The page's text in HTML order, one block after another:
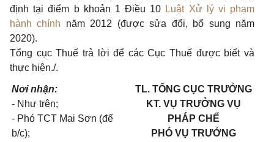
định tại điểm b khoản 1 Điều 10 Luật Xử lý vi phạm
hành chính năm 2012 (được sửa đổi, bổ sung năm
2020).
Tổng cục Thuế trả lời để các Cục Thuế được biết và
thực hiện./.
Nơi nhận:
- Như trên;
- Phó TCT Mai Sơn (để
b/c);
TL. TỔNG CỤC TRƯỞNG
KT. VỤ TRƯỞNG VỤ
PHÁP CHẾ
PHÓ VỤ TRƯỞNG